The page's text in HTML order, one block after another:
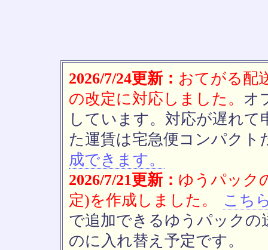
2026/7/24更新： おてがる配
の改定に対応しました。 オ
しています。対応が遅れ
た運賃は宅急便コンパクト
成できます。
2026/7/21更新： ゆうパック
定)を作成しました。
こち
で追加できるゆうパックの
のに入れ替え予定です。